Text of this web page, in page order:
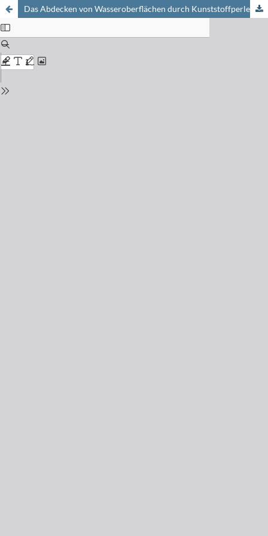
Das Abdecken von Wasseroberflächen durch Kunststoffperlen